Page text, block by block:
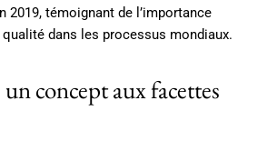
2019, témoignant de l’importance
dans les processus mondiaux.
concept aux facettes